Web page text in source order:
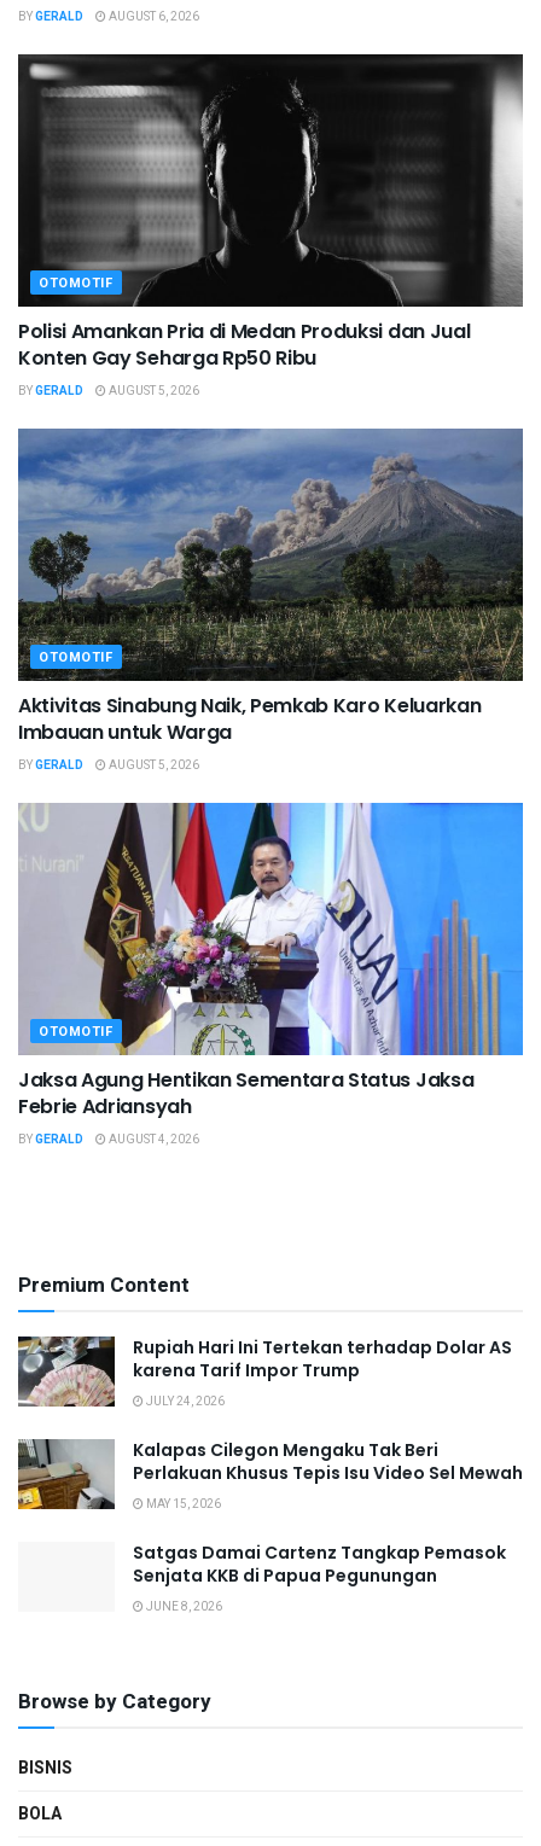
BYGERALD AUGUST 6, 2026
OTOMOTIF
Polisi Amankan Pria di Medan Produksi dan Jual
Konten Gay Seharga Rp50 Ribu
BYGERALD AUGUST 5, 2026
OTOMOTIF
Aktivitas Sinabung Naik, Pemkab Karo Keluarkan
Imbauan untuk Warga
BYGERALD AUGUST 5, 2026
OTOMOTIF
Jaksa Agung Hentikan Sementara Status Jaksa
Febrie Adriansyah
BYGERALD AUGUST 4, 2026
Premium Content
Rupiah Hari Ini Tertekan terhadap Dolar AS
karena Tarif Impor Trump
JULY 24, 2026
Kalapas Cilegon Mengaku Tak Beri
Perlakuan Khusus Tepis Isu Video Sel Mewah
MAY 15, 2026
Satgas Damai Cartenz Tangkap Pemasok
Senjata KKB di Papua Pegunungan
JUNE 8, 2026
Browse by Category
BISNIS
BOLA